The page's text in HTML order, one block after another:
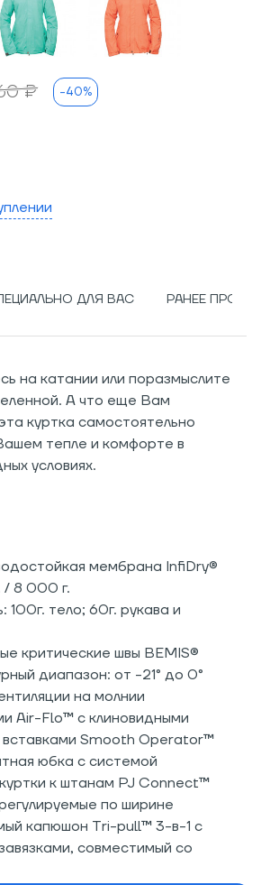
₽ -40%
ДЛЯ ВАС РАНЕЕ
на катании или поразмыслите
А что еще Вам
куртка самостоятельно
тепле и комфорте в
условиях.
мембрана InfiDry®
8 000 г.
100г. тело; 60г. рукава и
критические швы BEMIS®
диапазон: от -21° до 0°
на молнии
Air-Flo™ с клиновидными
Smooth Operator™
юбка с системой
к штанам PJ Connect™
по ширине
капюшон Tri-pull™ 3-в-1 с
совместимый со